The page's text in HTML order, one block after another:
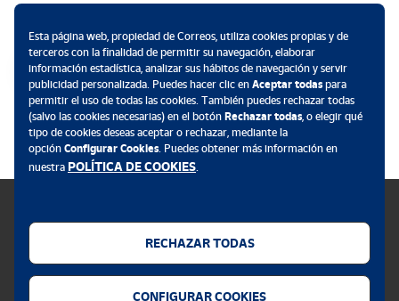
Política de cookies
Esta página web, propiedad de Correos, utiliza cookies propias y de
terceros con la finalidad de permitir su navegación, elaborar
información estadística, analizar sus hábitos de navegación y servir
publicidad personalizada. Puedes hacer clic en Aceptar todaspara
permitir el uso de todas las cookies. También puedes rechazar todas
(salvo las cookies necesarias) en el botón Rechazar todas, o elegir qué
tipo de cookies deseas aceptar o rechazar, mediante la
opción Configurar Cookies. Puedes obtener más información en
nuestra POLÍTICA DE COOKIES.
RECHAZAR TODAS
CONFIGURAR COOKIES